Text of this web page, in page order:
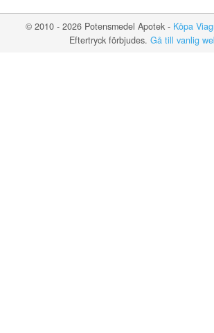
© 2010 - 2026 Potensmedel Apotek - Köpa
Eftertryck förbjudes. Gå till vanlig